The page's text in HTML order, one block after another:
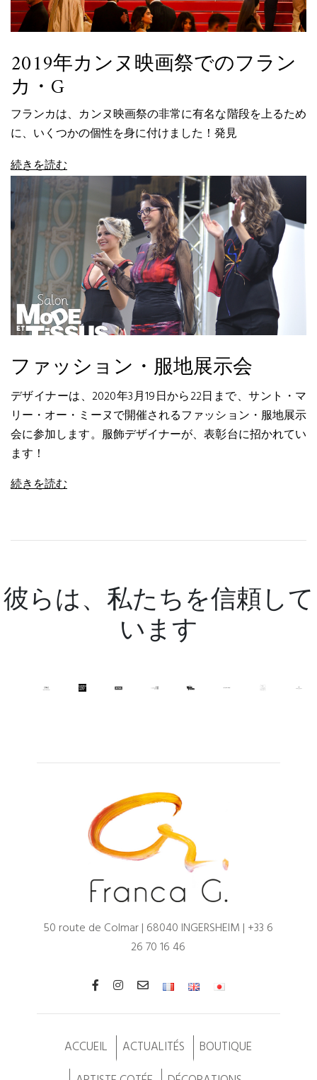
2019年カンヌ映画祭でのフラン
カ・G
フランカは、カンヌ映画祭の非常に有名な階段を上るため
に、いくつかの個性を身に付けました！発見
続きを読む
ファッション・服地展示会
デザイナーは、2020年3月19日から22日まで、サント・マ
リー・オー・ミーヌで開催されるファッション・服地展示
会に参加します。服飾デザイナーが、表彰台に招かれてい
ます！
続きを読む
彼らは、私たちを信頼して
います
50 route de Colmar | 68040 INGERSHEIM | +33 6
26 70 16 46
ACCUEIL ACTUALITÉS
BOUTIQUE